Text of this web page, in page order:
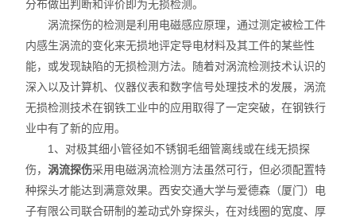
分布做出判断和评价即为无损检测。
涡流探伤的检测是利用电磁感应原理，通过测定被检工件
内感生涡流的变化来无损地评定导电材料及其工件的某些性
能，或发现缺陷的无损检测方法。随着对涡流检测技术认识的
深入以及计算机、仪器仪表和数字信号处理技术的发展，涡流
无损检测技术在钢铁工业中的应用取得了一定突破，在钢铁行
业中有了新的应用。
1、对极其细小管径如不锈钢毛细管离线或在线无损探
伤，涡流探伤采用电磁涡流检测方法虽然可行，但必须配置特
种探头才能达到满意效果。西安交通大学与爱德森（厦门）电
子有限公司联合研制的差动式外穿探头，在对线圈的宽度、厚